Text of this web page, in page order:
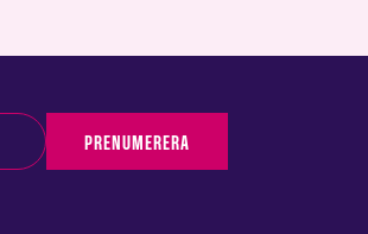
PRENUMERERA